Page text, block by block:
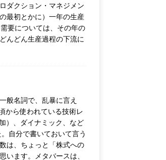
ダクション・マネジメン
最初とかに）一年の生産
要については、その年の
んどん生産過程の下流に
般名詞で、乱暴に言え
から使われている技術レ
）、ダイナミック、など
自分で書いておいて言う
は、ちょっと「株式への
ます。メタバースは、